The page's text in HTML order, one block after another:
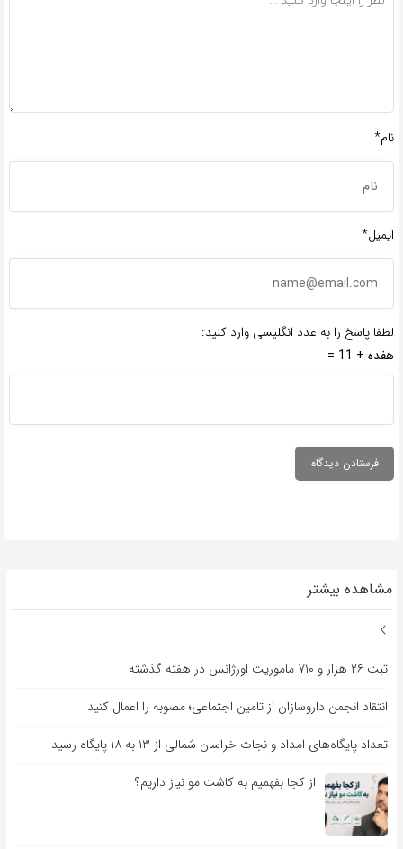
نام*
ایمیل*
لطفا پاسخ را به عدد انگلیسی وارد کنید:
هفده + 11 =
مشاهده بیشتر
ثبت ۲۶ هزار و ۷۱۰ ماموریت اورژانس در هفته گذشته
انتقاد انجمن داروسازان از تامین اجتماعی؛ مصوبه را اعمال کنید
تعداد پایگاه‌های امداد و نجات خراسان شمالی از ۱۳ به ۱۸ پایگاه رسید
از کجا بفهمیم به کاشت مو نیاز داریم؟